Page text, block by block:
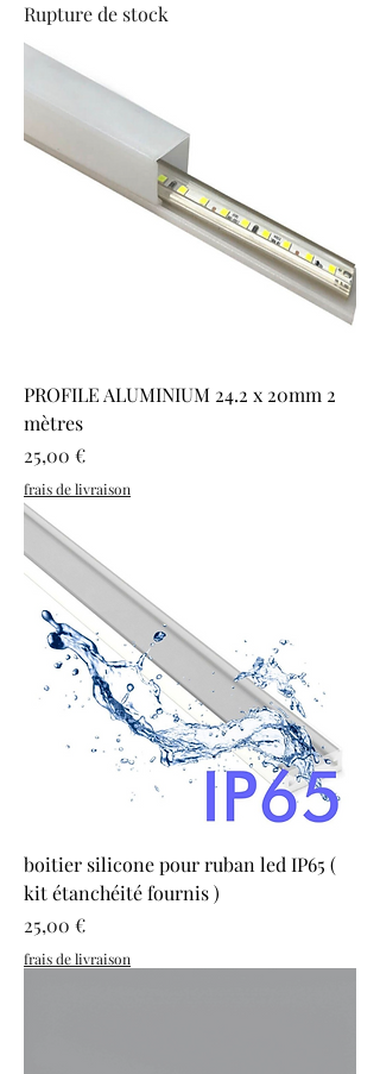
Rupture de stock
PROFILE ALUMINIUM 24.2 x 20mm 2
mètres
Prix
25,00 €
frais de livraison
boitier silicone pour ruban led IP65 (
kit étanchéité fournis )
Prix
25,00 €
frais de livraison